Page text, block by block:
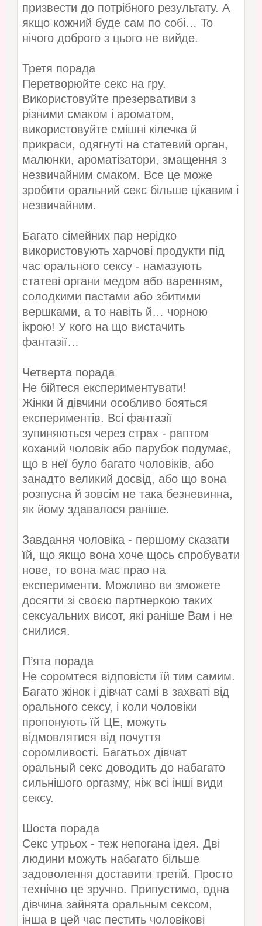
призвести до потрібного результату. А
якщо кожний буде сам по собі… То
нічого доброго з цього не вийде.
Третя порада
Перетворюйте секс на гру.
Використовуйте презервативи з
різними смаком і ароматом,
використовуйте смішні кілечка й
прикраси, одягнуті на статевий орган,
малюнки, ароматізатори, змащення з
незвичайним смаком. Все це може
зробити оральний секс більше цікавим і
незвичайним.
Багато сімейних пар нерідко
використовують харчові продукти під
час орального сексу - намазують
статеві органи медом або варенням,
солодкими пастами або збитими
вершками, а то навіть й… чорною
ікрою! У кого на що вистачить
фантазії…
Четверта порада
Не бійтеся експериментувати!
Жінки й дівчини особливо бояться
експериментів. Всі фантазії
зупиняються через страх - раптом
коханий чоловік або парубок подумає,
що в неї було багато чоловіків, або
занадто великий досвід, або що вона
розпусна й зовсім не така безневинна,
як йому здавалося раніше.
Завдання чоловіка - першому сказати
їй, що якщо вона хоче щось спробувати
нове, то вона має прао на
експерименти. Можливо ви зможете
досягти зі своєю партнеркою таких
сексуальних висот, які раніше Вам і не
снилися.
П’ята порада
Не соромтеся відповісти їй тим самим.
Багато жінок і дівчат самі в захваті від
орального сексу, і коли чоловіки
пропонують їй ЦЕ, можуть
відмовлятися від почуття
соромливості. Багатьох дівчат
оральный секс доводить до набагато
сильнішого оргазму, ніж всі інші види
сексу.
Шоста порада
Секс утрьох - теж непогана ідея. Дві
людини можуть набагато більше
задоволення доставити третій. Просто
технічно це зручно. Припустимо, одна
дівчина зайнята оральным сексом,
інша в цей час пестить чоловікові